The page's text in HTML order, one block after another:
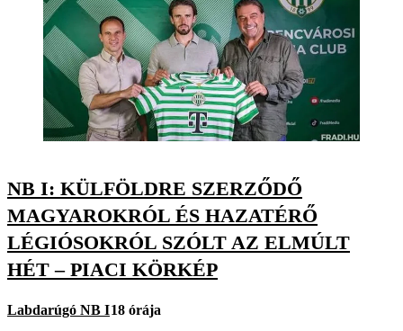
NB I: KÜLFÖLDRE SZERZŐDŐ
MAGYAROKRÓL ÉS HAZATÉRŐ
LÉGIÓSOKRÓL SZÓLT AZ ELMÚLT
HÉT – PIACI KÖRKÉP
Labdarúgó NB I18 órája